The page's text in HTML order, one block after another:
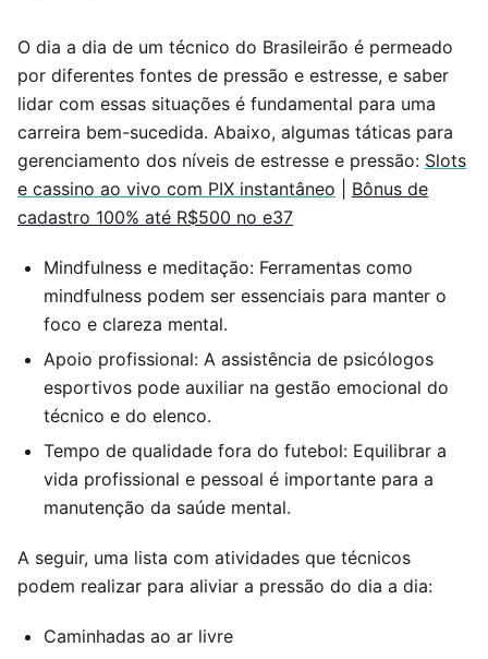
O dia a dia de um técnico do Brasileirão é permeado
por diferentes fontes de pressão e estresse, e saber
lidar com essas situações é fundamental para uma
carreira bem-sucedida. Abaixo, algumas táticas para
gerenciamento dos níveis de estresse e pressão: Slots
e cassino ao vivo com PIX instantâneo
Bônus de
cadastro 100% até R$500 no e37
Mindfulness e meditação: Ferramentas como
mindfulness podem ser essenciais para manter o
foco e clareza mental.
Apoio profissional: A assistência de psicólogos
esportivos pode auxiliar na gestão emocional do
técnico e do elenco.
Tempo de qualidade fora do futebol: Equilibrar a
vida profissional e pessoal é importante para a
manutenção da saúde mental.
A seguir, uma lista com atividades que técnicos
podem realizar para aliviar a pressão do dia a dia:
Caminhadas ao ar livre